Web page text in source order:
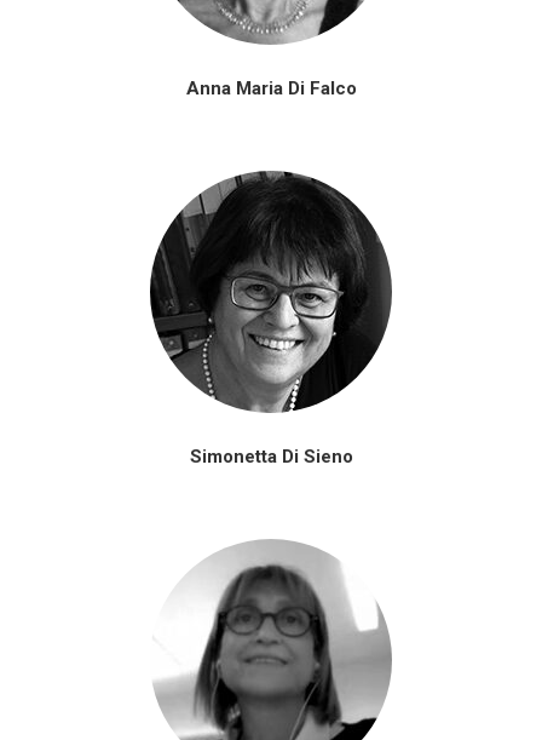
Anna Maria Di Falco
Simonetta Di Sieno